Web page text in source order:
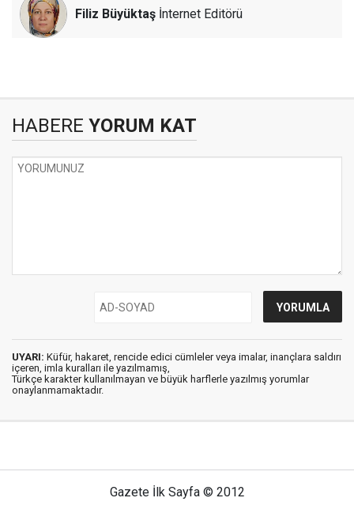
Filiz Büyüktaş İnternet Editörü
HABERE YORUM KAT
UYARI: Küfür, hakaret, rencide edici cümleler veya imalar, inançlara saldırı
içeren, imla kuralları ile yazılmamış,
Türkçe karakter kullanılmayan ve büyük harflerle yazılmış yorumlar
onaylanmamaktadır.
Gazete İlk Sayfa © 2012